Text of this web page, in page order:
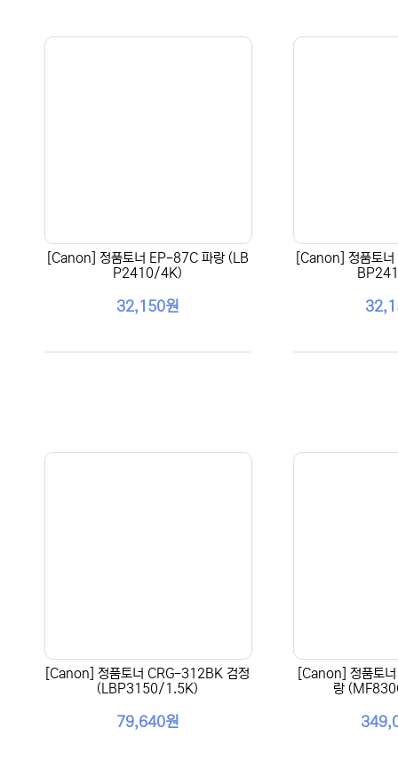
[Canon] 정품토너 EP-87C 파랑 (LB
P2410/4K)
32,150원
[Canon] 정품토
[Canon] 정품토너 CRG-312BK 검정
(LBP3150/1.5K)
79,640원
[Canon] 정품토
랑